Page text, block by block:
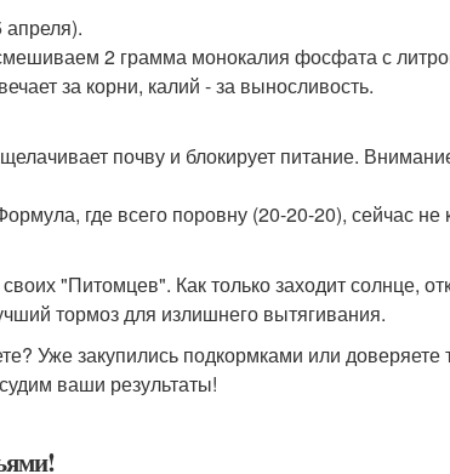
апреля).
2 грамма монокалия фосфата с
за корни, калий - за выносливость.
почву и блокирует питание.
где всего поровну (20-20-20), сейчас не
"Питомцев". Как только заходит солнце,
тормоз для излишнего вытягивания.
Уже закупились подкормками или
ваши результаты!